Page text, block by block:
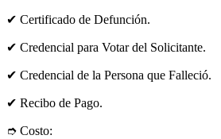
✔ Certificado de Defunción.
✔ Credencial para Votar del Solicitante.
✔ Credencial de la Persona que Falleció.
✔ Recibo de Pago.
➮ Costo: